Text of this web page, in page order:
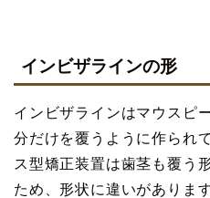
インビザラインの形
インビザラインはマウスピ
分だけを覆うように作られ
ス型矯正装置は歯茎も覆う
ため、形状に違いがあります